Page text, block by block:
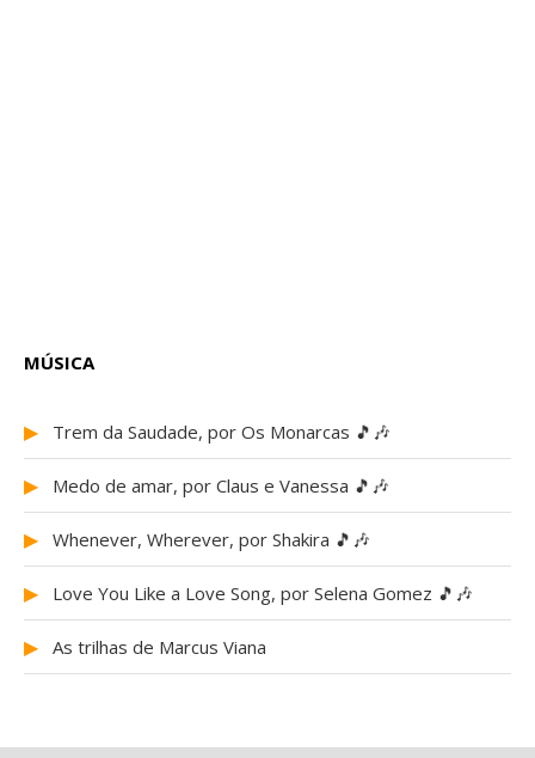
MÚSICA
▶ Trem da Saudade, por Os Monarcas 🎵🎶
▶ Medo de amar, por Claus e Vanessa 🎵🎶
▶ Whenever, Wherever, por Shakira 🎵🎶
▶ Love You Like a Love Song, por Selena Gomez 🎵🎶
▶ As trilhas de Marcus Viana